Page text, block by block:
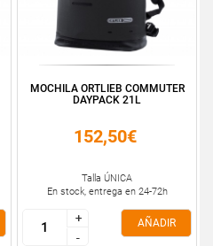
MOCHILA ORTLIEB COMMUTER
DAYPACK 21L
152,50€
Talla ÚNICA
En stock, entrega en 24-72h
+
-
+
-
AÑADIR